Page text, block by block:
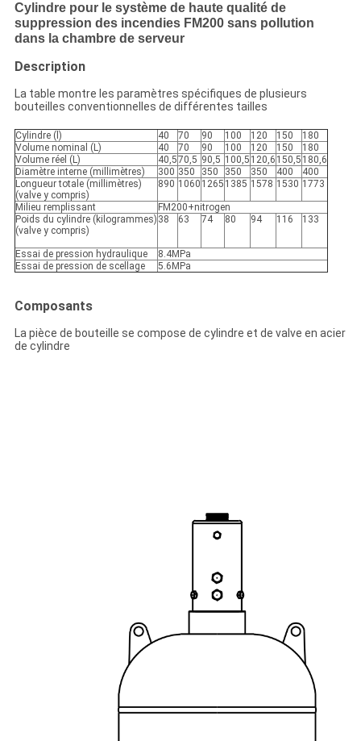
Cylindre pour le système de haute qualité de
suppression des incendies FM200 sans pollution
dans la chambre de serveur
Description
La table montre les paramètres spécifiques de plusieurs
bouteilles conventionnelles de différentes tailles
Cylindre (l) 40 70 90 100 120 150
180
Volume nominal (L)
40 70 90 100 120 150
180
Volume réel (L)
40,570,5 90,5 100,5 120,6 150,5 180,6
Diamètre interne (millimètres)
300 350 350 350 350 400
400
Longueur totale (millimètres)
(valve y compris)
890 1060 1265 1385 1578 1530 1773
Milieu remplissant
FM200+nitrogen
Poids du cylindre (kilogrammes)
(valve y compris)
38 63 74 80 94 116 133
Essai de pression hydraulique
8.4MPa
Essai de pression de scellage
5.6MPa
Composants
La pièce de bouteille se compose de cylindre et de valve en acier
de cylindre